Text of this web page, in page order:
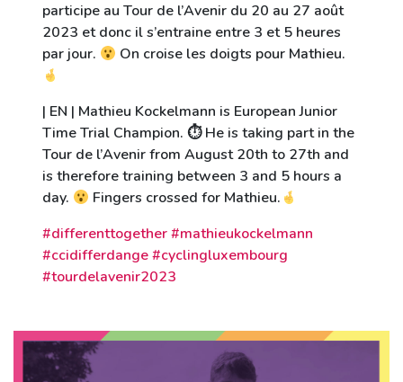
participe au Tour de l’Avenir du 20 au 27 août
2023 et donc il s’entraine entre 3 et 5 heures
par jour.
On croise les doigts pour Mathieu.
| EN | Mathieu Kockelmann is European Junior
Time Trial Champion. ⏱ He is taking part in the
Tour de l’Avenir from August 20th to 27th and
is therefore training between 3 and 5 hours a
day.
Fingers crossed for Mathieu.
#differenttogether #mathieukockelmann
#ccidifferdange #cyclingluxembourg
#tourdelavenir2023